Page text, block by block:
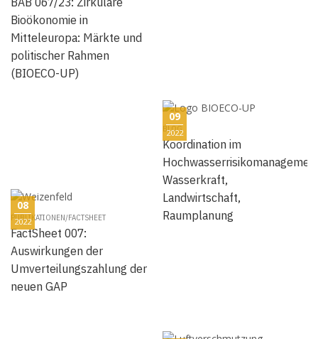
Bioökonomie in
Mitteleuropa: Märkte und
politischer Rahmen
(BIOECO-UP)
09
2022
BLOG
Koordination im
Wasserkraft,
Landwirtschaft,
Raumplanung
08
2022
PUBLIKATIONEN/FACTSHEET
FactSheet 007:
Auswirkungen der
Umverteilungszahlung der
neuen GAP